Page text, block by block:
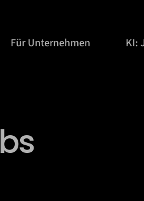
Für Unternehmen KI: